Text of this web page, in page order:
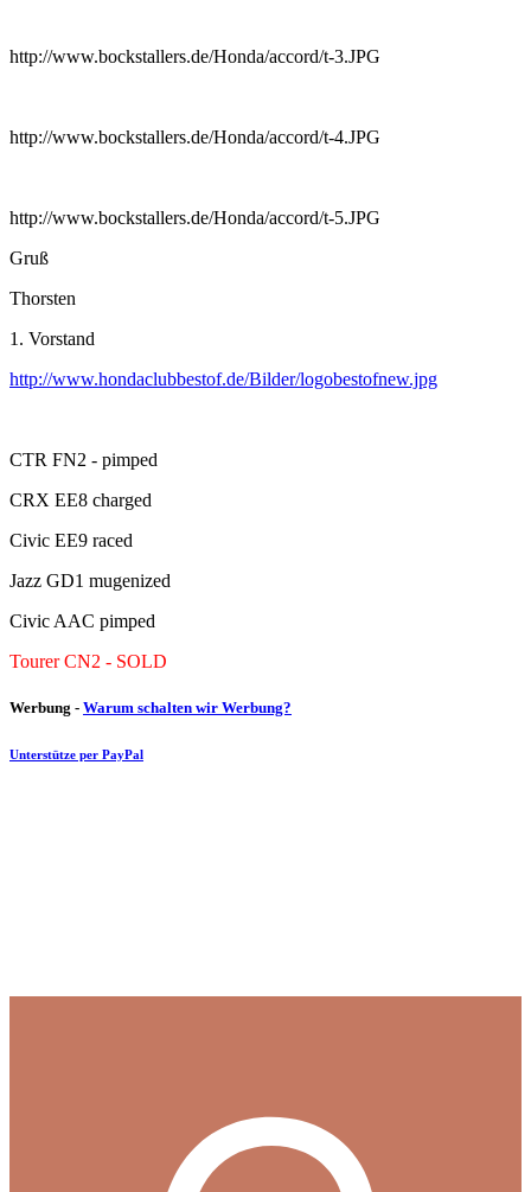
http://www.bockstallers.de/Honda/accord/t-3.JPG
http://www.bockstallers.de/Honda/accord/t-4.JPG
http://www.bockstallers.de/Honda/accord/t-5.JPG
Gruß
Thorsten
1. Vorstand
http://www.hondaclubbestof.de/Bilder/logobestofnew.jpg
CTR FN2 - pimped
CRX EE8 charged
Civic EE9 raced
Jazz GD1 mugenized
Civic AAC pimped
Tourer CN2 - SOLD
Werbung - Warum schalten wir Werbung?
Unterstütze per PayPal